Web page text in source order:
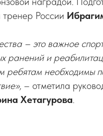
России
– это важное
ранений и
ребятам необходимы
– отметила
Хетагурова.